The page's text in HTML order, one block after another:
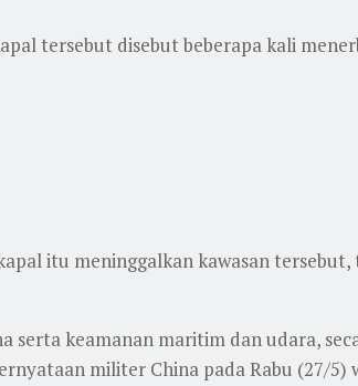
tersebut disebut beberapa kali
itu meninggalkan kawasan
keamanan maritim dan udara,
militer China pada Rabu (27/5)